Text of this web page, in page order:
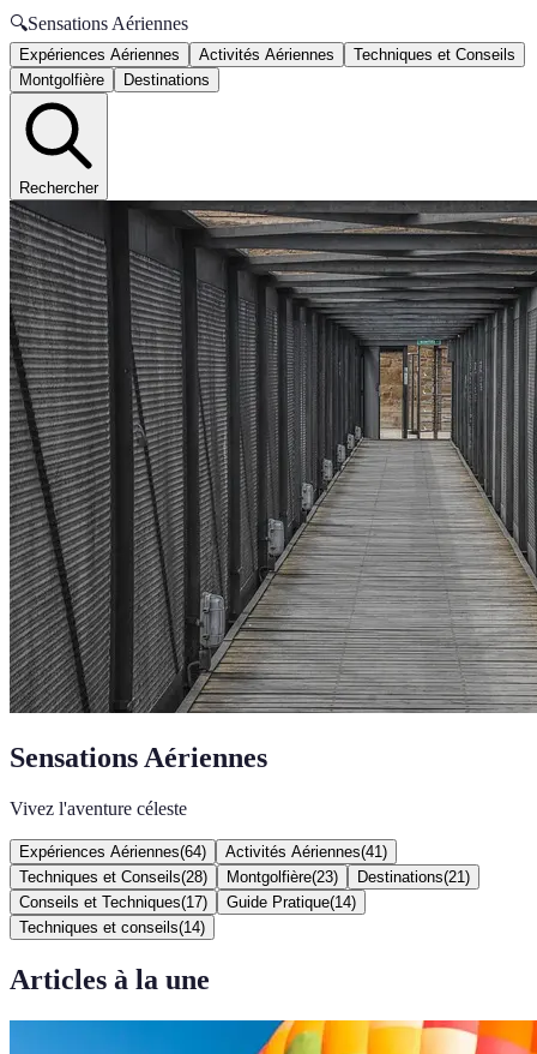
🔍Sensations Aériennes
Expériences Aériennes Activités Aériennes
Techniques et Conseils
Montgolfière
Destinations
Rechercher
Sensations Aériennes
Vivez l'aventure céleste
Expériences Aériennes(64) Activités Aériennes(41 )
Techniques et Conseils(28) Montgolfière(23) Destinations(21 )
Conseils et Techniques(17) Guide Pratique(14)
Techniques et conseils(14)
Articles à la une